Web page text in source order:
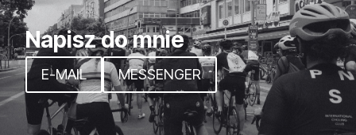
Napisz do mnie
E-MAIL MESSENGER